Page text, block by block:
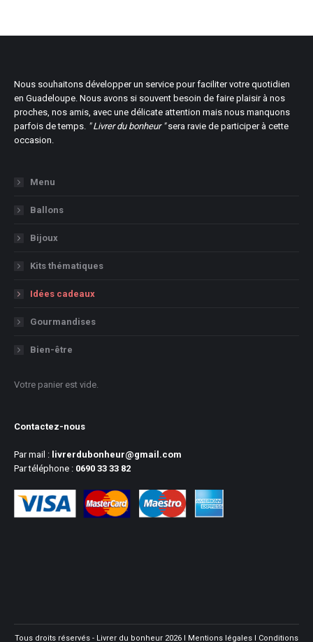
Nous souhaitons développer un service pour faciliter votre quotidien
en Guadeloupe. Nous avons si souvent besoin de faire plaisir à nos
proches, nos amis, avec une délicate attention mais nous manquons
parfois de temps. " Livrer du bonheur "sera ravie de participer à cette
occasion.
Menu
Ballons
Bijoux
Kits thématiques
Idées cadeaux
Gourmandises
Bien-être
Votre panier est vide.
Contactez-nous
Par mail : livrerdubonheur@gmail.com
Par téléphone : 0690 33 33 82
Tous droits réservés - Livrer du bonheur 2026 l Mentions légales l Conditions